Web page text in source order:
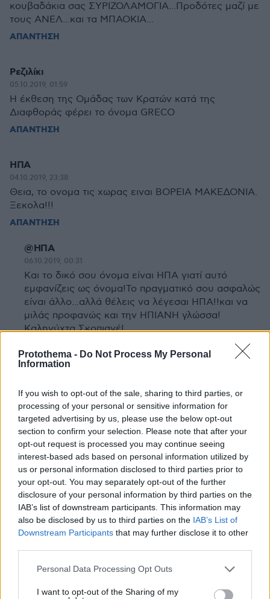
Protothema - Do Not Process My Personal
Information
If you wish to opt-out of the sale, sharing to third parties, or
processing of your personal or sensitive information for
targeted advertising by us, please use the below opt-out
section to confirm your selection. Please note that after your
opt-out request is processed you may continue seeing
interest-based ads based on personal information utilized by
us or personal information disclosed to third parties prior to
your opt-out. You may separately opt-out of the further
disclosure of your personal information by third parties on the
IAB’s list of downstream participants. This information may
also be disclosed by us to third parties on the IAB’s List of
Downstream Participants that may further disclose it to other
Please note that this website/app uses one or more Google
not limited to your visit or usage behaviour. You may click to
Personal Data Processing Opt Outs
I want to opt-out of the Sharing of my
κουβαδάκια σας ΣΥΡΙΖΟΛΑΜΟΓΙΑ...Προδότες μαζί με
τους ΑΝΕΛ...και τα ΜΠΑΟΚΙΑ...
ΑΠΑΝΤΗΣΗ
Ρεζιλίκι
05.10.2019, 01:59
Η έκθεση της Ομάδας των Κρατών κατά της
Διαφθοράς φέρει το όνομα GRECO
ΑΠΑΝΤΗΣΗ
ΗΠΑ
04.10.2019, 23:38
Θεια, το ονομα τις χωρας ειναι ΒΟΡΕΙΑ ΜΑΚΕΔΟΝΙΑ.
Ξεκολα!!!
ΑΠΑΝΤΗΣΗ
@ΗΠΑ
06.10.2019, 00:31
Και το δικό σου όνομα είναι ΗΠΑ γιατί αυτό
εμφανίζεις ως όνομα!Το πραγματικό σου ασφαλώς
είναι άλλο...αλλά θέλεις να λέγεσαι ΗΠΑ!!και να
μιλάς προφανώς και την ΗΠΙΑΝΗ γλώσσα!
Καληνύχτα Σκοπιανέ!
Νοτιομακεδών
04.10.2019, 14:25
Ούτε "Σκόπια" ούτε "ΠΓΔΜ". Η χώρα λέγεται ΒΟΡΕΙΑ
ΜΑΚΕΔΟΝΙΑ, όλα τ΄άλλα είναι μπαρούφες
ΑΠΑΝΤΗΣΗ
@Νοτιομακεδών
06.10.2019, 21:19
Οσο η δική σου χώρα λέγεται... ΝΟΤΙΑ
ΜΑΚΕΔΟΝΙΑ!! μιας και δήλωσες
Κομητατζήδων,της ΣΝΟΦ ,της διεθνούς
σοσιαλιστικής και του Τίτο,να λέγεται ..ΒΟΡΕΙΑ